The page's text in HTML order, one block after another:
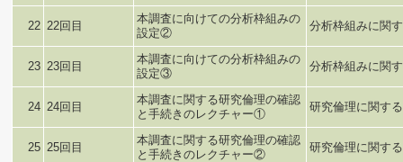
22 22回目
本調査に向けての分析枠組みの
設定②
分析枠組みに関
23 23回目
本調査に向けての分析枠組みの
設定③
分析枠組みに関
24 24回目
本調査に関する研究倫理の確認
と手続きのレクチャー①
研究倫理に関す
25 25回目
本調査に関する研究倫理の確認
と手続きのレクチャー②
研究倫理に関す